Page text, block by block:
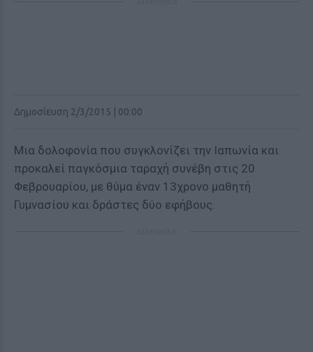
Δημοσίευση 2/3/2015 | 00:00
Μια δολοφονία που συγκλονίζει την Ιαπωνία και
προκαλεί παγκόσμια ταραχή συνέβη στις 20
Φεβρουαρίου, με θύμα έναν 13χρονο μαθητή
Γυμνασίου και δράστες δύο εφήβους.